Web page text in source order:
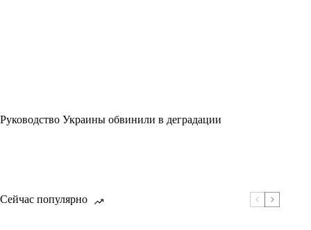
Руководство Украины обвинили в деградации
Сейчас популярно